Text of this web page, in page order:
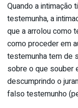
Quando a intimação
testemunha, a
que a arrolou como
como proceder em
testemunha tem de
sobre o que souber
descumprindo o
falso testemunho